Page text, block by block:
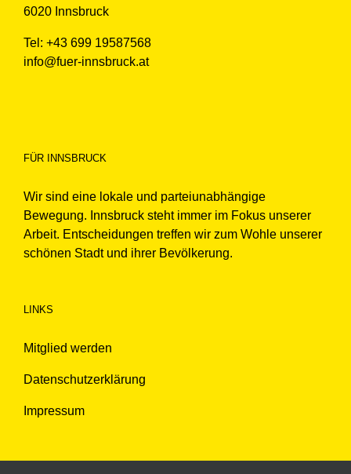
6020 Innsbruck
Tel: +43 699 19587568
info@fuer-innsbruck.at
FÜR INNSBRUCK
Wir sind eine lokale und parteiunabhängige
Bewegung. Innsbruck steht immer im Fokus unserer
Arbeit. Entscheidungen treffen wir zum Wohle unserer
schönen Stadt und ihrer Bevölkerung.
LINKS
Mitglied werden
Datenschutzerklärung
Impressum